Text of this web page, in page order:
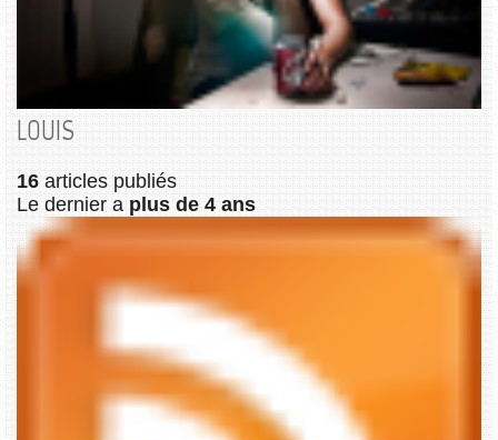
LOUIS
16 articles publiés
Le dernier a plus de 4 ans